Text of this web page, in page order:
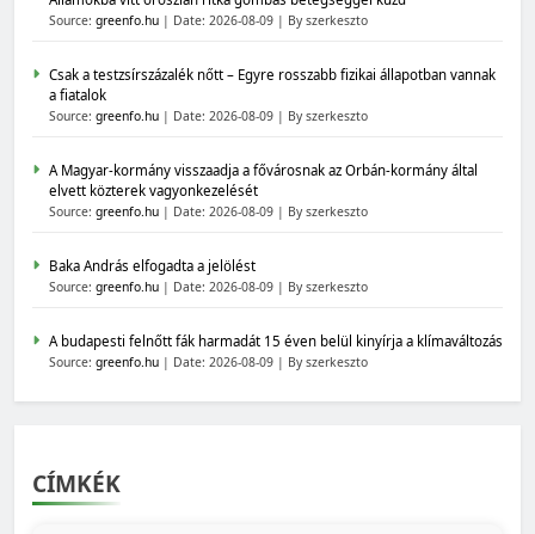
Source: greenfo.hu Date: 2026-08-09 By szerkeszto
Csak a testzsírszázalék nőtt – Egyre rosszabb fizikai állapotban vannak
a fiatalok
Source: greenfo.hu Date: 2026-08-09 By szerkeszto
A Magyar-kormány visszaadja a fővárosnak az Orbán-kormány által
elvett közterek vagyonkezelését
Source: greenfo.hu Date: 2026-08-09 By szerkeszto
Baka András elfogadta a jelölést
Source: greenfo.hu Date: 2026-08-09 By szerkeszto
A budapesti felnőtt fák harmadát 15 éven belül kinyírja a klímaváltozás
Source: greenfo.hu Date: 2026-08-09 By szerkeszto
CÍMKÉK